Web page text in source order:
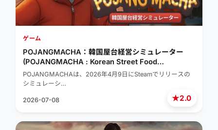
★2.0
ゲーム
POJANGMACHA：韓国屋台経営シミュレーター
(POJANGMACHA : Korean Street Food
Management Simulator)
POJANGMACHAは、2026年4月9日にSteamでリリースの
シミュレーシ…
2026-07-08